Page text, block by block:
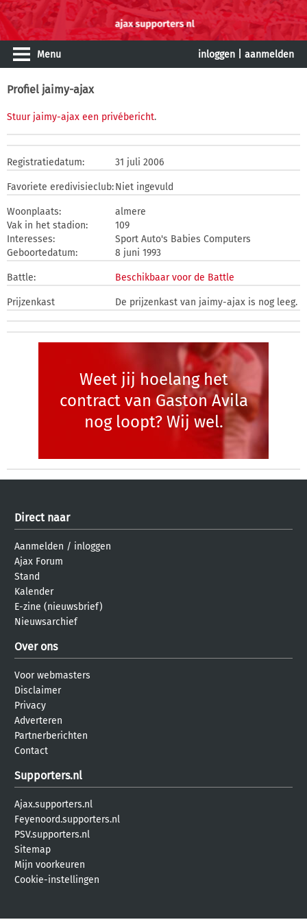
Menu inloggen aanmelden
Profiel jaimy-ajax
Stuur jaimy-ajax een privébericht.
Registratiedatum: 31 juli 2006
Favoriete eredivisieclub:Niet ingevuld
Woonplaats:
almere
Vak in het stadion:
109
Interesses:
Sport Auto's Babies Computers
Geboortedatum:
8 juni 1993
Battle: Beschikbaar voor de Battle
Prijzenkast De prijzenkast van jaimy-ajax is nog leeg.
Weet jij hoelang het
contract van Gaston Avila
nog loopt? Wij wel.
Direct naar
Aanmelden / inloggen
Ajax Forum
Stand
Kalender
E-zine (nieuwsbrief)
Nieuwsarchief
Over ons
Voor webmasters
Disclaimer
Privacy
Adverteren
Partnerberichten
Contact
Supporters.nl
Ajax.supporters.nl
Feyenoord.supporters.nl
PSV.supporters.nl
Sitemap
Mijn voorkeuren
Cookie-instellingen